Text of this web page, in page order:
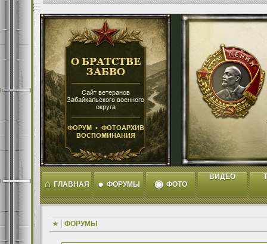
⌂ ГЛАВНАЯ ● ФОРУМЫ ◉ ФОТО
ВИДЕО
ФОРУМЫ